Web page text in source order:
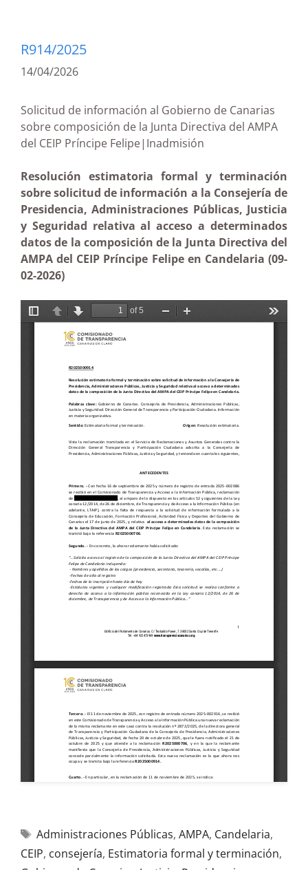
R914/2025
14/04/2026
Solicitud de información al Gobierno de Canarias
sobre composición de la Junta Directiva del AMPA
del CEIP Príncipe Felipe|Inadmisión
Resolución estimatoria formal y terminación
sobre solicitud de información a la Consejería de
Presidencia, Administraciones Públicas, Justicia
y Seguridad relativa al acceso a determinados
datos de la composición de la Junta Directiva del
AMPA del CEIP Príncipe Felipe en Candelaria (09-
02-2026)
Administraciones Públicas, AMPA, Candelaria,
CEIP, consejería, Estimatoria formal y terminación,